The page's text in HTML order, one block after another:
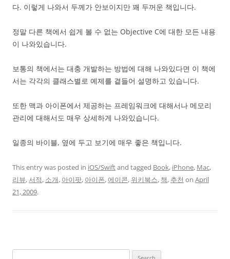
다. 이렇게 나와서 두께가 안보이지만 꽤 두꺼운 책입니다.
정말 다른 책에서 쉽게 볼 수 없는 Objective C에 대한 모든 내용
이 나와있습니다.
보통의 책에서는 대충 개발하는 방법에 대해 나와있다면 이 책에
서는 각각의 클래스별로 예제를 곁들어 설명하고 있습니다.
또한 맥과 아이폰에서 제공하는 프레임워크에 대해서나 메모리
관리에 대해서도 매우 상세하게 나와있습니다.
일종의 바이블, 옆에 두고 보기에 매우 좋은 책입니다.
This entry was posted in iOS/Swiftand tagged Book, iPhone, Mac,
리뷰, 서적, 소개, 아이팟, 아이폰,에이콘, 위키북스, 책, 추천 on April
21, 2009.